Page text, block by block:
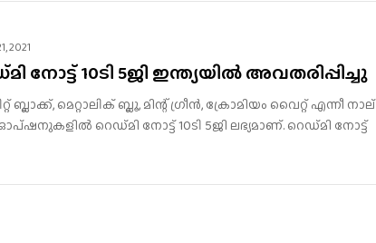
2021
നോട്ട്​ 10ടി 5ജി ഇന്ത്യയിൽ അവതരിപ്പിച്ചു
ബ്ലാക്ക്, മെറ്റാലിക് ബ്ലൂ, മിന്റ് ഗ്രീൻ, ക്രോമിയം വൈറ്റ് എന്നീ നാല്
റെഡ്​മി നോട്ട്​ 10ടി 5ജി ലഭ്യമാണ്. റെഡ്​മി നോട്ട്​